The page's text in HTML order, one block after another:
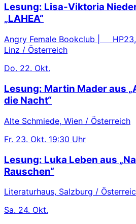
Lesung: Lisa-Viktoria
„LAHEA“
Angry Female Bookclub |
Linz / Österreich
Do. 22. Okt.
Lesung: Martin Mader aus
die Nacht“
Alte Schmiede, Wien / Österreich
Fr. 23. Okt. 19:30 Uhr
Lesung: Luka Leben aus
Rauschen“
Literaturhaus, Salzburg /
Sa. 24. Okt.